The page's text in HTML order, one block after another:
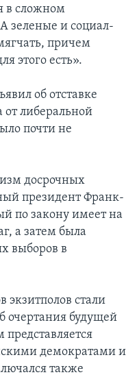
в сложном
зеленые и социал-
причем
этого есть».
об отставке
либеральной
почти не
досрочных
президент Франк-
по закону имеет на
а затем была
выборов в
экзитполов стали
очертания будущей
демократами и
также